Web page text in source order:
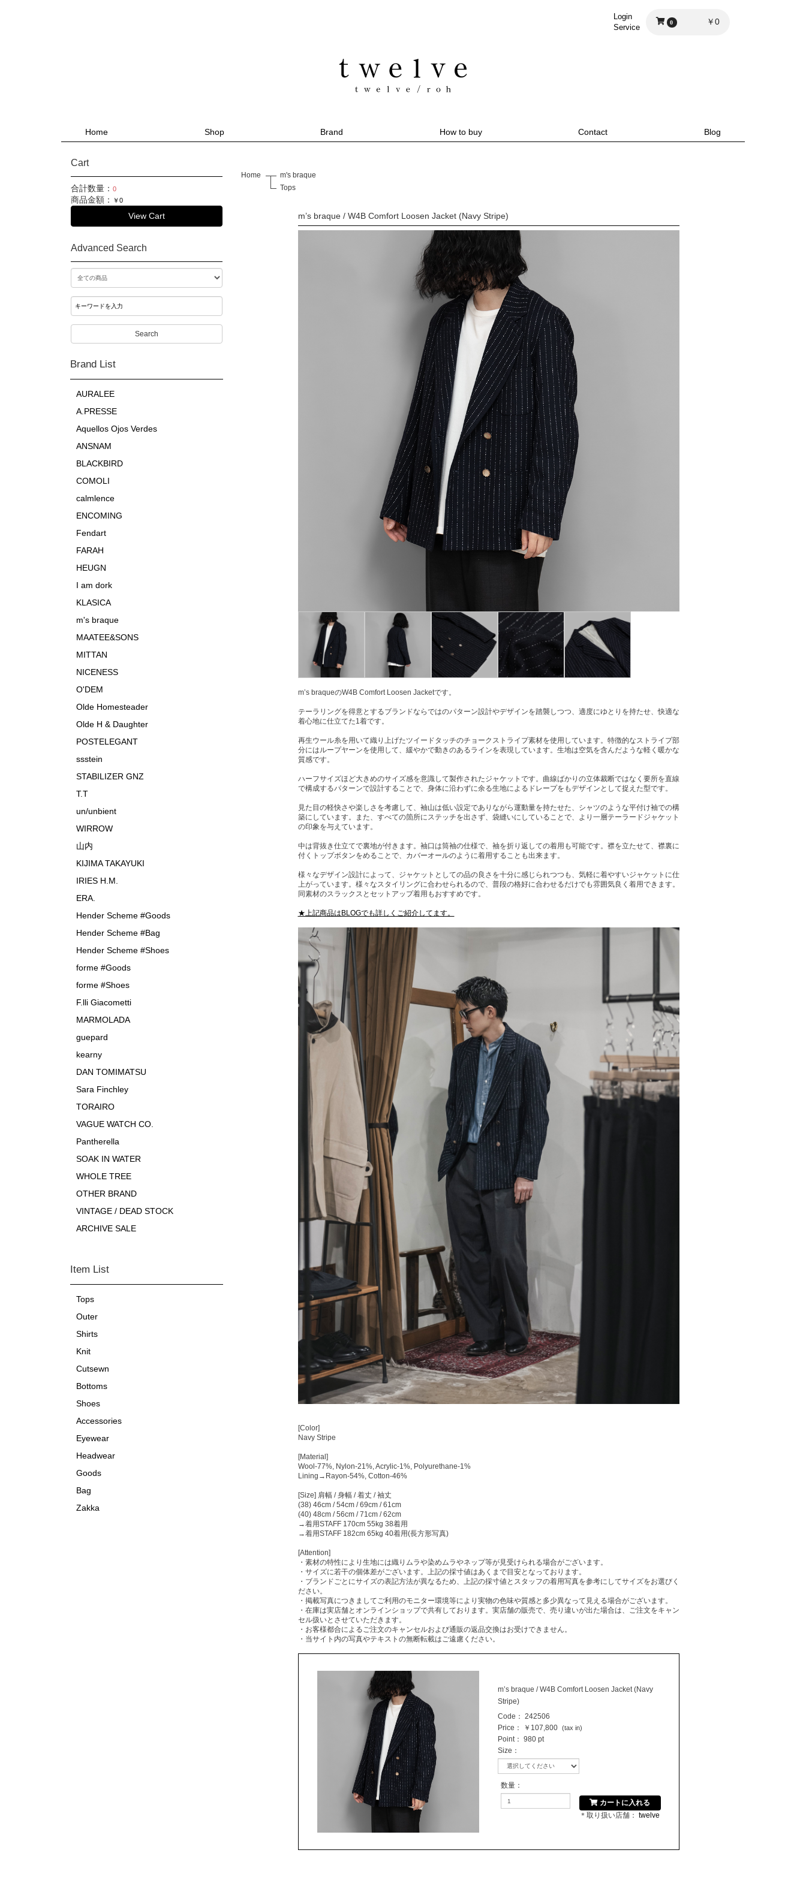
Login
Service
0 ￥0
Home Shop Brand How to buy Contact Blog
Cart
合計数量： 0
商品金額： ￥0
View Cart
Advanced Search
Search
Brand List
AURALEE
A.PRESSE
Aquellos Ojos Verdes
ANSNAM
BLACKBIRD
COMOLI
calmlence
ENCOMING
Fendart
FARAH
HEUGN
I am dork
KLASICA
m's braque
MAATEE&SONS
MITTAN
NICENESS
O'DEM
Olde Homesteader
Olde H & Daughter
POSTELEGANT
ssstein
STABILIZER GNZ
T.T
un/unbient
WIRROW
山内
KIJIMA TAKAYUKI
IRIES H.M.
ERA.
Hender Scheme #Goods
Hender Scheme #Bag
Hender Scheme #Shoes
forme #Goods
forme #Shoes
F.lli Giacometti
MARMOLADA
guepard
kearny
DAN TOMIMATSU
Sara Finchley
TORAIRO
VAGUE WATCH CO.
Pantherella
SOAK IN WATER
WHOLE TREE
OTHER BRAND
VINTAGE / DEAD STOCK
ARCHIVE SALE
Item List
Tops
Outer
Shirts
Knit
Cutsewn
Bottoms
Shoes
Accessories
Eyewear
Headwear
Goods
Bag
Zakka
Home
m's braque
Tops
m’s braque / W4B Comfort Loosen Jacket (Navy Stripe)
m’s braqueのW4B Comfort Loosen Jacketです。
テーラリングを得意とするブランドならではのパターン設計やデザインを踏襲しつつ、適度にゆとりを持たせ、快適な
着心地に仕立てた1着です。
再生ウール糸を用いて織り上げたツイードタッチのチョークストライプ素材を使用しています。特徴的なストライプ部
分にはループヤーンを使用して、緩やかで動きのあるラインを表現しています。生地は空気を含んだような軽く暖かな
質感です。
ハーフサイズほど大きめのサイズ感を意識して製作されたジャケットです。曲線ばかりの立体裁断ではなく要所を直線
で構成するパターンで設計することで、身体に沿わずに余る生地によるドレープをもデザインとして捉えた型です。
見た目の軽快さや楽しさを考慮して、袖山は低い設定でありながら運動量を持たせた、シャツのような平付け袖での構
築にしています。また、すべての箇所にステッチを出さず、袋縫いにしていることで、より一層テーラードジャケット
の印象を与えています。
中は背抜き仕立てで裏地が付きます。袖口は筒袖の仕様で、袖を折り返しての着用も可能です。襟を立たせて、襟裏に
付くトップボタンをめることで、カバーオールのように着用することも出来ます。
様々なデザイン設計によって、ジャケットとしての品の良さを十分に感じられつつも、気軽に着やすいジャケットに仕
上がっています。様々なスタイリングに合わせられるので、普段の格好に合わせるだけでも雰囲気良く着用できます。
同素材のスラックスとセットアップ着用もおすすめです。
★上記商品はBLOGでも詳しくご紹介してます。
[Color]
Navy Stripe
[Material]
Wool-77%, Nylon-21%, Acrylic-1%, Polyurethane-1%
Lining→Rayon-54%, Cotton-46%
[Size] 肩幅 / 身幅 / 着丈 / 袖丈
(38) 46cm / 54cm / 69cm / 61cm
(40) 48cm / 56cm / 71cm / 62cm
→着用STAFF 170cm 55kg 38着用
→着用STAFF 182cm 65kg 40着用(長方形写真)
[Attention]
・素材の特性により生地には織りムラや染めムラやネップ等が見受けられる場合がございます。
・サイズに若干の個体差がございます。上記の採寸値はあくまで目安となっております。
・ブランドごとにサイズの表記方法が異なるため、上記の採寸値とスタッフの着用写真を参考にしてサイズをお選びく
ださい。
・掲載写真につきましてご利用のモニター環境等により実物の色味や質感と多少異なって見える場合がございます。
・在庫は実店舗とオンラインショップで共有しております。実店舗の販売で、売り違いが出た場合は、ご注文をキャン
セル扱いとさせていただきます。
・お客様都合によるご注文のキャンセルおよび通販の返品交換はお受けできません。
・当サイト内の写真やテキストの無断転載はご遠慮ください。
m’s braque / W4B Comfort Loosen Jacket (Navy
Stripe)
Code： 242506
Price：
￥107,800 (tax in)
Point： 980 pt
Size ：
数量：
カートに入れる
＊取り扱い店舗： twelve